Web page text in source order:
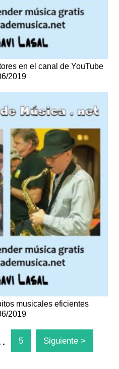
en el canal de YouTube
2019
musicales eficientes
2019
5 Siguiente >